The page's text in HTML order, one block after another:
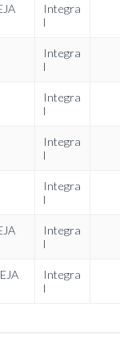
Integra
l
Integra
l
Integra
l
Integra
l
Integra
l
Integra
l
Integra
l